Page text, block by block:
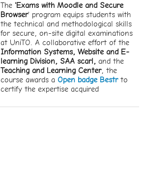
The 'Exams with Moodle and Secure
Browser' program equips students with
the technical and methodological skills
for secure, on-site digital examinations
at UniTO. A collaborative effort of the
Information Systems, Website and E-
learning Division, SAA scarl,and the
Teaching and Learning Center, the
course awards a Open badge Bestrto
certify the expertise acquired